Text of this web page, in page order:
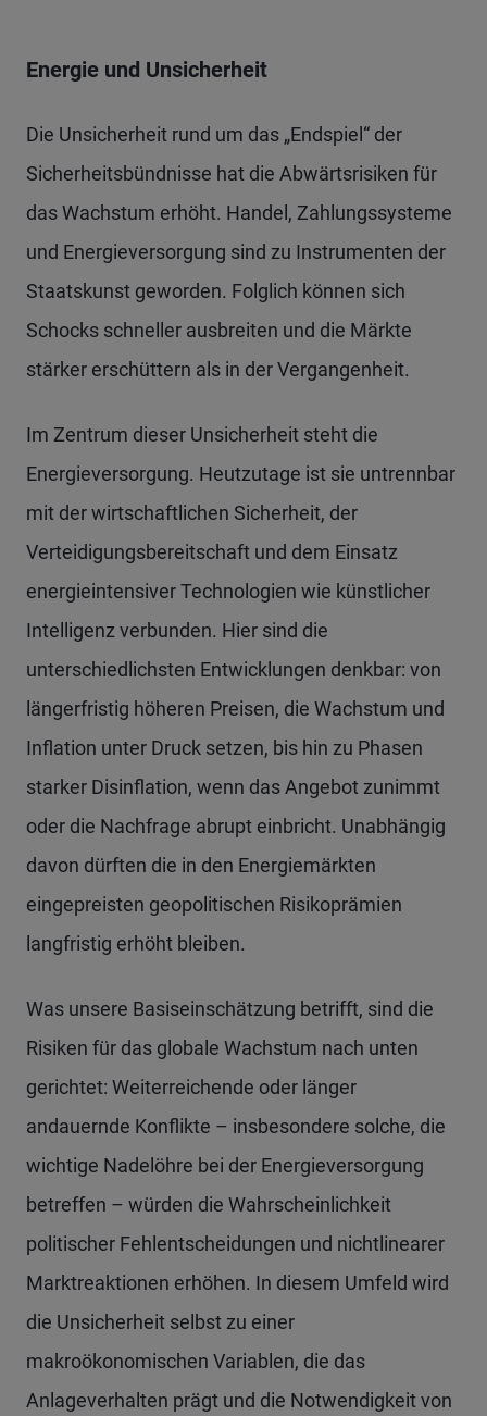
Energie und Unsicherheit
Die Unsicherheit rund um das „Endspiel“ der
Sicherheitsbündnisse hat die Abwärtsrisiken für
das Wachstum erhöht. Handel, Zahlungssysteme
und Energieversorgung sind zu Instrumenten der
Staatskunst geworden. Folglich können sich
Schocks schneller ausbreiten und die Märkte
stärker erschüttern als in der Vergangenheit.
Im Zentrum dieser Unsicherheit steht die
Energieversorgung. Heutzutage ist sie untrennbar
mit der wirtschaftlichen Sicherheit, der
Verteidigungsbereitschaft und dem Einsatz
energieintensiver Technologien wie künstlicher
Intelligenz verbunden. Hier sind die
unterschiedlichsten Entwicklungen denkbar: von
längerfristig höheren Preisen, die Wachstum und
Inflation unter Druck setzen, bis hin zu Phasen
starker Disinflation, wenn das Angebot zunimmt
oder die Nachfrage abrupt einbricht. Unabhängig
davon dürften die in den Energiemärkten
eingepreisten geopolitischen Risikoprämien
langfristig erhöht bleiben.
Was unsere Basiseinschätzung betrifft, sind die
Risiken für das globale Wachstum nach unten
gerichtet: Weiterreichende oder länger
andauernde Konflikte – insbesondere solche, die
wichtige Nadelöhre bei der Energieversorgung
betreffen – würden die Wahrscheinlichkeit
politischer Fehlentscheidungen und nichtlinearer
Marktreaktionen erhöhen. In diesem Umfeld wird
die Unsicherheit selbst zu einer
makroökonomischen Variablen, die das
Anlageverhalten prägt und die Notwendigkeit von